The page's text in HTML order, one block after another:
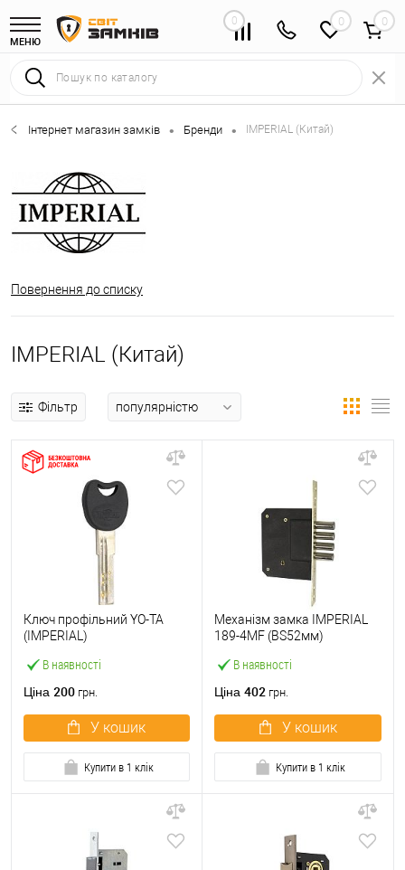
МЕНЮ
0 0
Інтернет магазин замків • Бренди • IMPERIAL (Китай)
Повернення до списку
IMPERIAL (Китай)
Фільтр
В наявності
Ключ профільний YO-TA
(IMPERIAL)
Ціна 200 грн.
У кошик
Купити в 1 клік
В наявності
Механізм замка IMPERIAL
189-4MF (BS52мм)
Ціна 402 грн.
У кошик
Купити в 1 клік